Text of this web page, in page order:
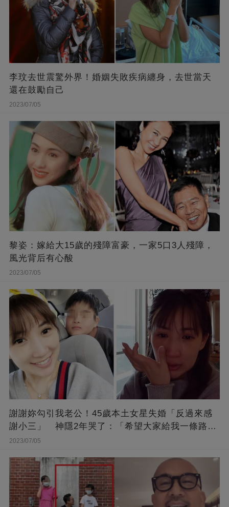
李玟去世震驚外界！婚姻失敗疾病纏身，去世當天
還在鼓勵自己
2023/07/05
黎姿：嫁給大15歲的殘障富豪，一家5口3人殘障，
風光背后有心酸
2023/07/05
謝謝妳勾引我老公！45歲本土女星失婚「反過來感
謝小三」 神隱2年哭了：「希望大家給我一條路
走...」
2023/07/05